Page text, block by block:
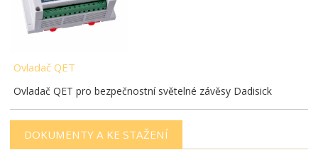
Ovladač QET
Ovladač QET pro bezpečnostní světelné závěsy Dadisick
DOKUMENTY A KE STAŽENÍ